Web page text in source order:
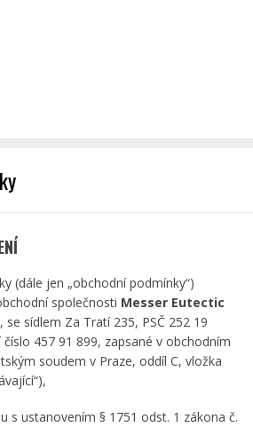
(dále jen „obchodní podmínky“)
společnosti Messer Eutectic
, se sídlem Za Tratí 235, PSČ 252 19
457 91 899, zapsané v obchodním
soudem v Praze, oddíl C, vložka
s ustanovením § 1751 odst. 1 zákona č.